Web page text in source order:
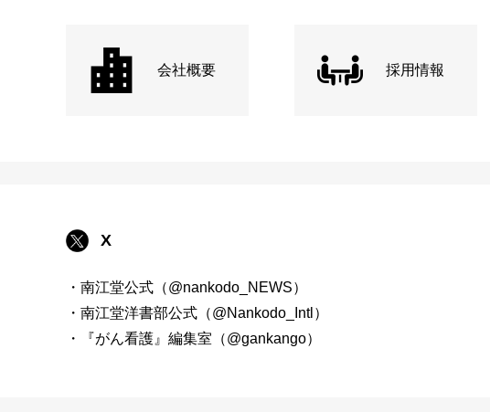
会社概要 採用情報
X
・南江堂公式（@nankodo_NEWS）
・南江堂洋書部公式（@Nankodo_Intl）
・『がん看護』編集室（@gankango）